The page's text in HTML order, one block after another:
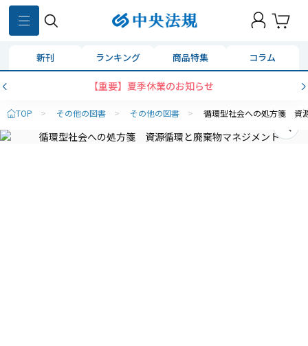
新刊 ランキング 商品特集 コラム
【重要】夏季休業のお知らせ
TOP > その他の図書 > その他の図書 > 循環型社会への処方箋 資